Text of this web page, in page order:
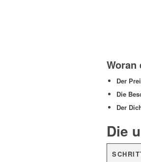
Woran
Der
Die
Der
Die